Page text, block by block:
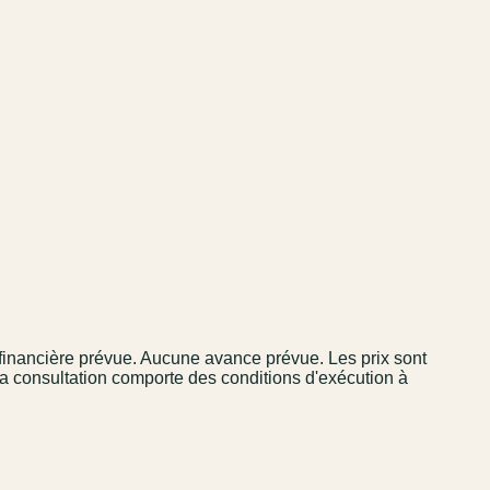
prévue. Aucune avance prévue. Les prix sont
consultation comporte des conditions d'exécution à